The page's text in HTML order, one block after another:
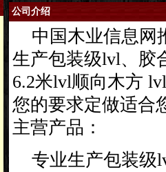
公司介绍
中国木业信息网
生产包装级lvl、胶
6.2米lvl顺向木方
您的要求定做适
主营产品：
专业生产包装级